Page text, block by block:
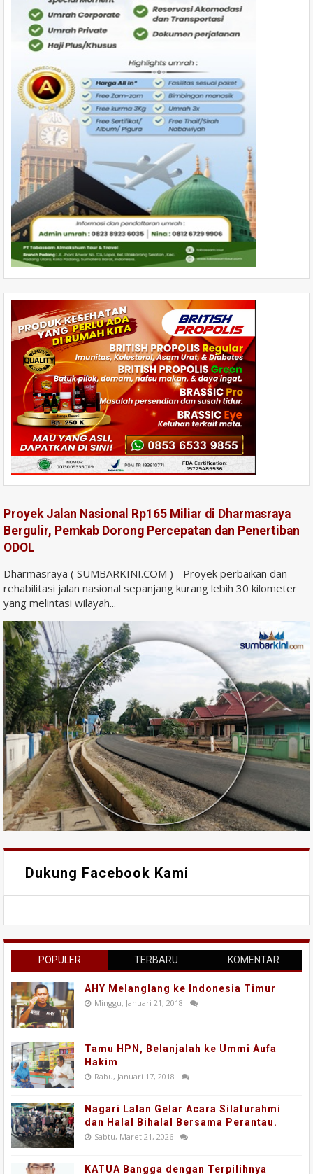
Proyek Jalan Nasional Rp165 Miliar di Dharmasraya
Bergulir, Pemkab Dorong Percepatan dan Penertiban
ODOL
Dharmasraya ( SUMBARKINI.COM ) - Proyek perbaikan dan
rehabilitasi jalan nasional sepanjang kurang lebih 30 kilometer
yang melintasi wilayah...
Dukung Facebook Kami
POPULER TERBARU KOMENTAR
AHY Melanglang ke Indonesia Timur
Minggu, Januari 21, 2018
Tamu HPN, Belanjalah ke Ummi Aufa
Hakim
Rabu, Januari 17, 2018
Nagari Lalan Gelar Acara Silaturahmi
dan Halal Bihalal Bersama Perantau.
Sabtu, Maret 21, 2026
KATUA Bangga dengan Terpilihnya